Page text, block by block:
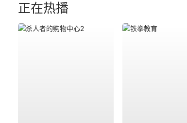
正在热播